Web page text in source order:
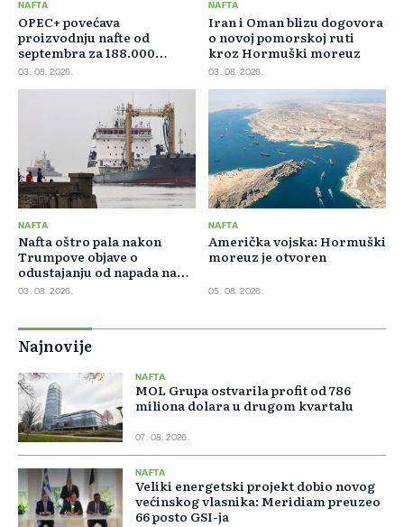
NAFTA
OPEC+ povećava
proizvodnju nafte od
septembra za 188.000
barela dnevno
03. 08. 2026.
NAFTA
Iran i Oman blizu dogovora
o novoj pomorskoj ruti
kroz Hormuški moreuz
03. 08. 2026.
NAFTA
Nafta oštro pala nakon
Trumpove objave o
odustajanju od napada na
Iran
03. 08. 2026.
NAFTA
Američka vojska: Hormuški
moreuz je otvoren
05. 08. 2026.
Najnovije
NAFTA
MOL Grupa ostvarila profit od 786
miliona dolara u drugom kvartalu
07. 08. 2026.
NAFTA
Veliki energetski projekt dobio novog
većinskog vlasnika: Meridiam preuzeo
66 posto GSI-ja